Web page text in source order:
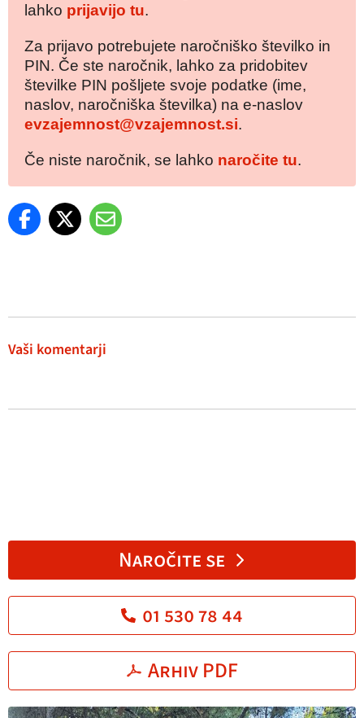
lahko prijavijo tu.
Za prijavo potrebujete naročniško številko in
PIN. Če ste naročnik, lahko za pridobitev
številke PIN pošljete svoje podatke (ime,
naslov, naročniška številka) na e-naslov
evzajemnost@vzajemnost.si.
Če niste naročnik, se lahko naročite tu.
Vaši komentarji
Naročite se
01 530 78 44
Arhiv PDF